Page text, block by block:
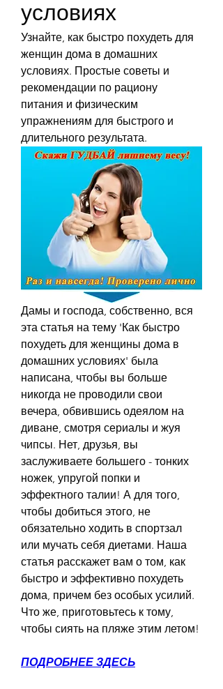
условиях
Узнайте, как быстро похудеть для
женщин дома в домашних
условиях. Простые советы и
рекомендации по рациону
питания и физическим
упражнениям для быстрого и
длительного результата.
Дамы и господа, собственно, вся
эта статья на тему 'Как быстро
похудеть для женщины дома в
домашних условиях' была
написана, чтобы вы больше
никогда не проводили свои
вечера, обвившись одеялом на
диване, смотря сериалы и жуя
чипсы. Нет, друзья, вы
заслуживаете большего - тонких
ножек, упругой попки и
эффектного талии! А для того,
чтобы добиться этого, не
обязательно ходить в спортзал
или мучать себя диетами. Наша
статья расскажет вам о том, как
быстро и эффективно похудеть
дома, причем без особых усилий.
Что же, приготовьтесь к тому,
чтобы сиять на пляже этим летом!
ПОДРОБНЕЕ ЗДЕСЬ